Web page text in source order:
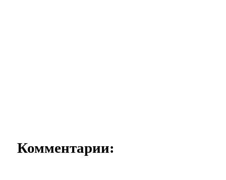
Комментарии: